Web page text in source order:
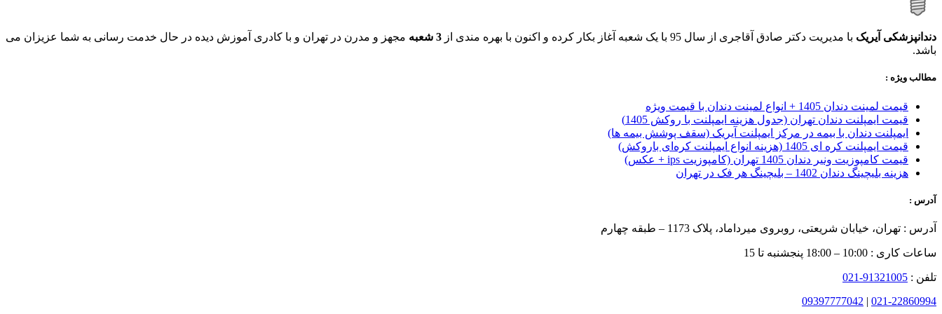
دندانپزشکی آیریک با مدیریت دکتر صادق آقاجری از سال 95 با یک شعبه آغاز بکار کرده و اکنون با بهره مندی از 3 شعبه
مجهز و مدرن در تهران و با کادری آموزش دیده در حال خدمت رسانی به شما عزیزان می
باشد.
مطالب ویژه :
قیمت لمینت دندان 1405 + انواع لمینت دندان با قیمت ویژه
قیمت ایمپلنت دندان تهران (جدول هزینه ایمپلنت با روکش 1405)
ایمپلنت دندان با بیمه در مرکز ایمپلنت آیریک (سقف پوشش بیمه ها)
قیمت ایمپلنت کره ای‌ 1405 (هزینه انواع ایمپلنت کره‌ای با‌روکش)
قیمت کامپوزیت ونیر دندان 1405 تهران (کامپوزیت ips + عکس)
هزینه بلیچینگ دندان 1402 – بلیچینگ هر فک در تهران
آدرس :
آدرس : تهران، خیابان شریعتی، روبروی میرداماد، پلاک 1173 – طبقه چهارم
ساعات کاری : 10:00 – 18:00 پنجشنبه تا 15
تلفن : 91321005-021
021-22860994
|
09397777042